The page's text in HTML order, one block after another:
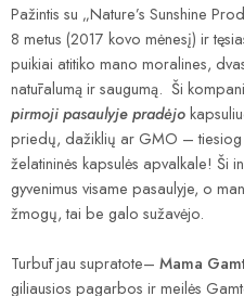
Pažintis su „Nature’s Sunshine
8 metus (2017 kovo mėnesį) ir
puikiai atitiko mano moralines,
natūralumą ir saugumą. Ši
pirmoji pasaulyje pradėjo
priedų, dažiklių ar GMO – tiesiog
želatininės kapsulės apvalkale! Ši
gyvenimus visame pasaulyje, o
žmogų, tai be galo sužavėjo.
Turbūt jau supratote– Mama
giliausios pagarbos ir meilės